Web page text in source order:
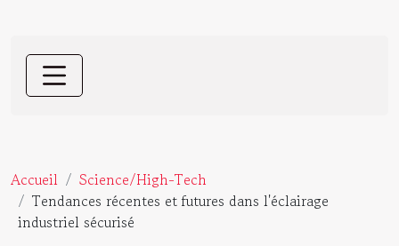
Accueil
Science/High-Tech
Tendances récentes et futures dans l'éclairage
industriel sécurisé